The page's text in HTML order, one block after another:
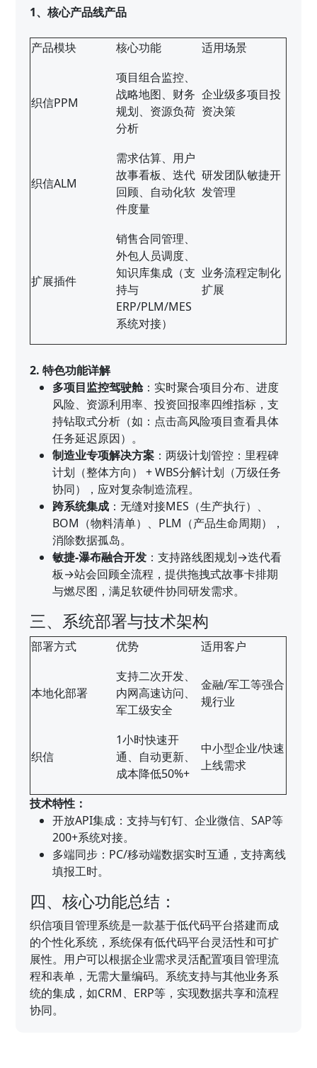
1、核心产品线产品
产品模块 核心功能 适用场景
织信PPM
项目组合监控、
战略地图、财务
规划、资源负荷
分析
企业级多项目投
资决策
织信ALM
需求估算、用户
故事看板、迭代
回顾、自动化软
件度量
研发团队敏捷开
发管理
扩展插件
销售合同管理、
外包人员调度、
知识库集成（支
持与
ERP/PLM/MES
系统对接）
业务流程定制化
扩展
2. 特色功能详解
多项目监控驾驶舱：实时聚合项目分布、进度
风险、资源利用率、投资回报率四维指标，支
持钻取式分析（如：点击高风险项目查看具体
任务延迟原因）。
制造业专项解决方案 ：两级计划管控：里程碑
计划（整体方向） + WBS分解计划（万级任务
协同），应对复杂制造流程。
跨系统集成 ：无缝对接MES（生产执行）、
BOM（物料清单）、PLM（产品生命周期），
消除数据孤岛。
敏捷-瀑布融合开发 ：支持路线图规划→迭代看
板→站会回顾全流程，提供拖拽式故事卡排期
与燃尽图，满足软硬件协同研发需求。
三、系统部署与技术架构
部署方式 优势 适用客户
本地化部署
支持二次开发、
内网高速访问、
军工级安全
金融/军工等强合
规行业
织信
1小时快速开
通、自动更新、
成本降低50%+
中小型企业/快速
上线需求
技术特性：
开放API集成：支持与钉钉、企业微信、SAP等
200+系统对接。
多端同步：PC/移动端数据实时互通，支持离线
填报工时。
四、核心功能总结：
织信项目管理系统是一款基于低代码平台搭建而成
的个性化系统，系统保有低代码平台灵活性和可扩
展性。用户可以根据企业需求灵活配置项目管理流
程和表单，无需大量编码。系统支持与其他业务系
统的集成，如CRM、ERP等，实现数据共享和流程
协同。